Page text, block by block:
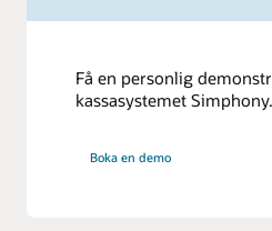
Få en personlig
kassasystemet Simphony.
Boka en demo